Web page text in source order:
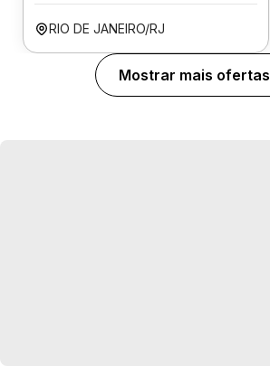
RIO DE JANEIRO/RJ
Mostrar mais ofertas